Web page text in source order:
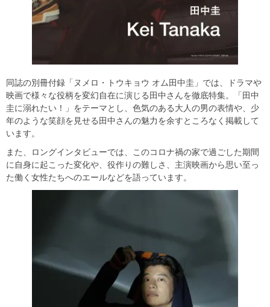
同誌の別冊付録「ヌメロ・トウキョウ オム田中圭」では、ドラマや
映画で様々な役柄を変幻自在に演じる田中さんを徹底特集。「田中
圭に溺れたい！」をテーマとし、色気のある大人の男の表情や、少
年のような笑顔を見せる田中さんの魅力を余すところなく掲載して
います。
また、ロングインタビューでは、このコロナ禍の家で過ごした期間
に自身に起こった変化や、役作りの難しさ、主演映画から思い至っ
た働く女性たちへのエールなどを語っています。